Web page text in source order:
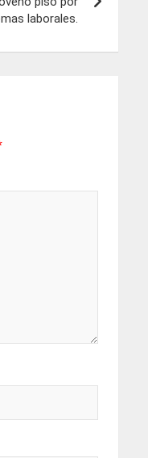
laborales.